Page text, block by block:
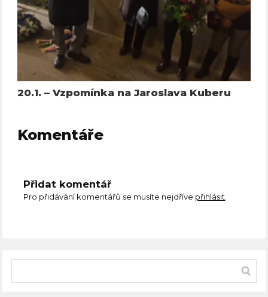
20.1. – Vzpomínka na Jaroslava Kuberu
Komentáře
Přidat komentář
Pro přidávání komentářů se musíte nejdříve přihlásit